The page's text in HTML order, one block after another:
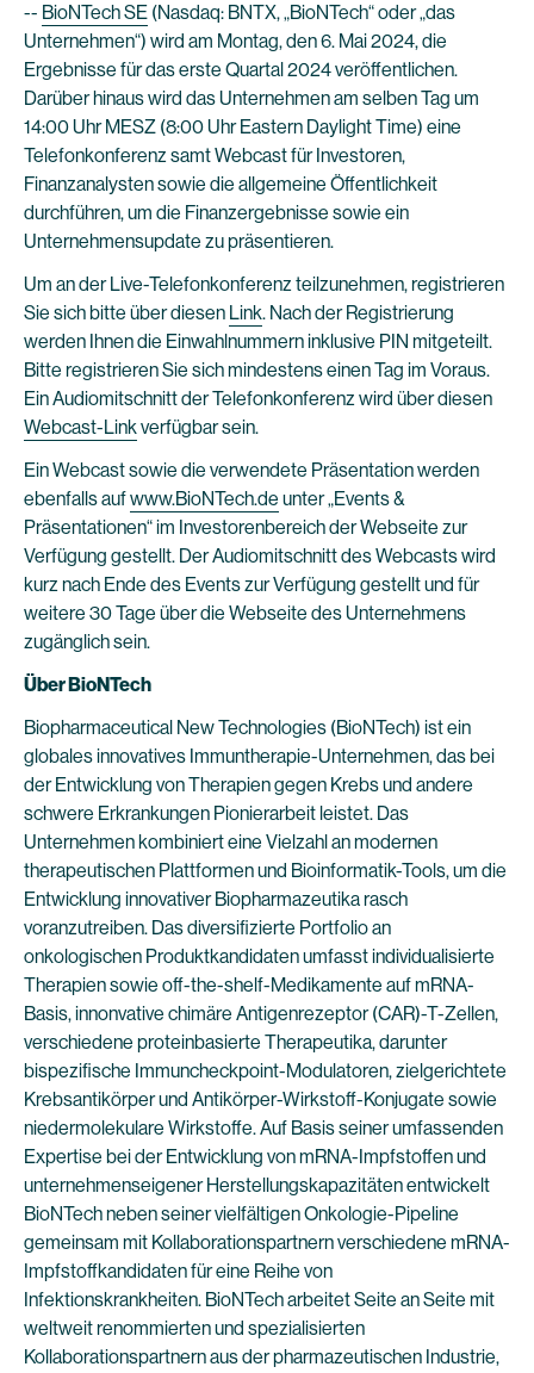
-- BioNTech SE (Nasdaq: BNTX, „BioNTech“ oder „das
Unternehmen“) wird am Montag, den 6. Mai 2024, die
Ergebnisse für das erste Quartal 2024 veröffentlichen.
Darüber hinaus wird das Unternehmen am selben Tag um
14:00 Uhr MESZ (8:00 Uhr Eastern Daylight Time) eine
Telefonkonferenz samt Webcast für Investoren,
Finanzanalysten sowie die allgemeine Öffentlichkeit
durchführen, um die Finanzergebnisse sowie ein
Unternehmensupdate zu präsentieren.
Um an der Live-Telefonkonferenz teilzunehmen, registrieren
Sie sich bitte über diesen Link. Nach der Registrierung
werden Ihnen die Einwahlnummern inklusive PIN mitgeteilt.
Bitte registrieren Sie sich mindestens einen Tag im Voraus.
Ein Audiomitschnitt der Telefonkonferenz wird über diesen
Webcast-Linkverfügbar sein.
Ein Webcast sowie die verwendete Präsentation werden
ebenfalls aufwww.BioNTech.de unter „Events &
Präsentationen“ im Investorenbereich der Webseite zur
Verfügung gestellt. Der Audiomitschnitt des Webcasts wird
kurz nach Ende des Events zur Verfügung gestellt und für
weitere 30 Tage über die Webseite des Unternehmens
zugänglich sein.
Über BioNTech
Biopharmaceutical New Technologies (BioNTech) ist ein
globales innovatives Immuntherapie-Unternehmen, das bei
der Entwicklung von Therapien gegen Krebs und andere
schwere Erkrankungen Pionierarbeit leistet. Das
Unternehmen kombiniert eine Vielzahl an modernen
therapeutischen Plattformen und Bioinformatik-Tools, um die
Entwicklung innovativer Biopharmazeutika rasch
voranzutreiben. Das diversifizierte Portfolio an
onkologischen Produktkandidaten umfasst individualisierte
Therapien sowie off-the-shelf-Medikamente auf mRNA-
Basis, innonvative chimäre Antigenrezeptor (CAR)-T-Zellen,
verschiedene proteinbasierte Therapeutika, darunter
bispezifische Immuncheckpoint-Modulatoren, zielgerichtete
Krebsantikörper und Antikörper-Wirkstoff-Konjugate sowie
niedermolekulare Wirkstoffe. Auf Basis seiner umfassenden
Expertise bei der Entwicklung von mRNA-Impfstoffen und
unternehmenseigener Herstellungskapazitäten entwickelt
BioNTech neben seiner vielfältigen Onkologie-Pipeline
gemeinsam mit Kollaborationspartnern verschiedene mRNA-
Impfstoffkandidaten für eine Reihe von
Infektionskrankheiten. BioNTech arbeitet Seite an Seite mit
weltweit renommierten und spezialisierten
Kollaborationspartnern aus der pharmazeutischen Industrie,